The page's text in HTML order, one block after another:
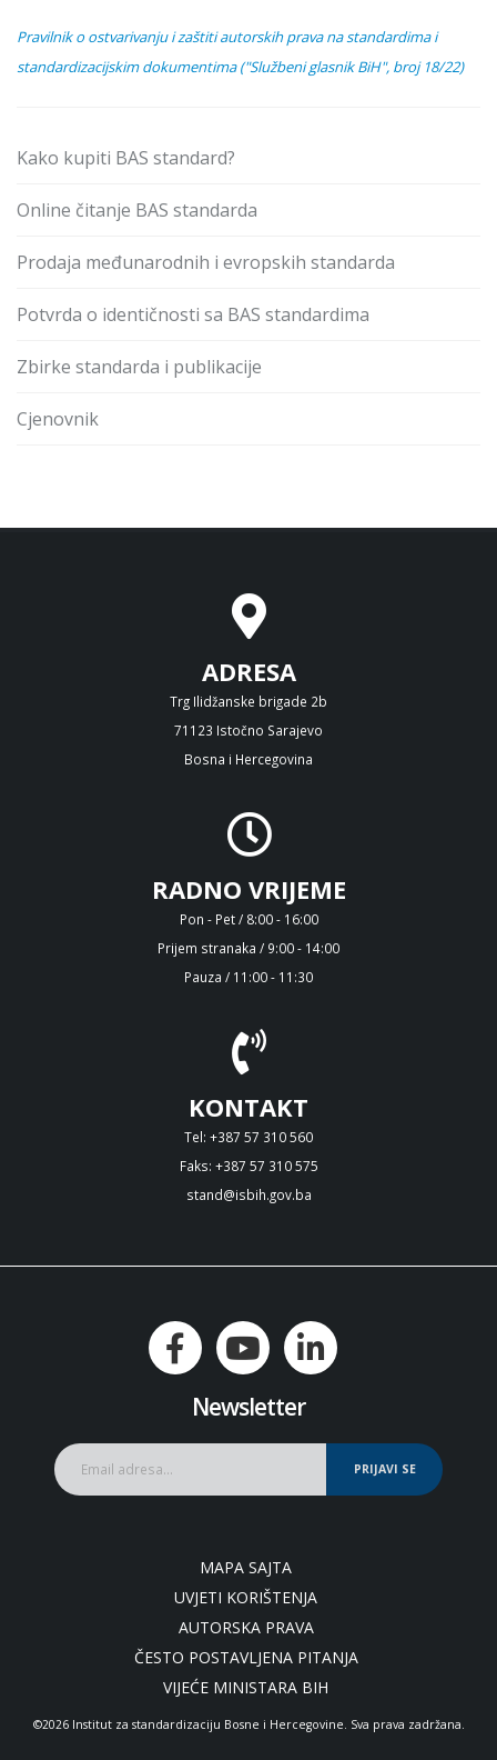
Pravilnik o ostvarivanju i zaštiti autorskih prava na standardima i
standardizacijskim dokumentima ("Službeni glasnik BiH", broj 18/22)
Kako kupiti BAS standard?
Online čitanje BAS standarda
Prodaja međunarodnih i evropskih standarda
Potvrda o identičnosti sa BAS standardima
Zbirke standarda i publikacije
Cjenovnik
ADRESA
Trg Ilidžanske brigade 2b
71123 Istočno Sarajevo
Bosna i Hercegovina
RADNO VRIJEME
Pon - Pet / 8:00 - 16:00
Prijem stranaka / 9:00 - 14:00
Pauza / 11:00 - 11:30
KONTAKT
Tel: +387 57 310 560
Faks: +387 57 310 575
stand@isbih.gov.ba
Newsletter
PRIJAVI SE
MAPA SAJTA
UVJETI KORIŠTENJA
AUTORSKA PRAVA
ČESTO POSTAVLJENA PITANJA
VIJEĆE MINISTARA BIH
©2026 Institut za standardizaciju Bosne i Hercegovine. Sva prava zadržana.